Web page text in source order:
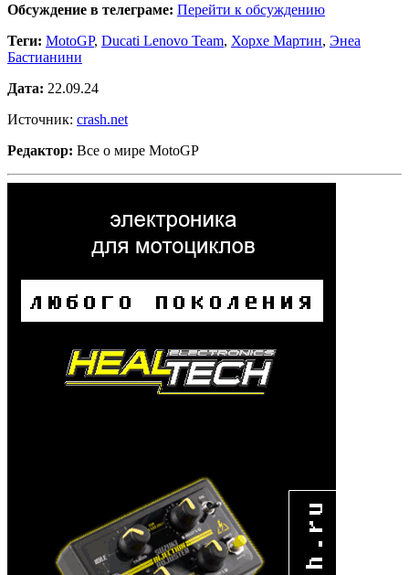
Обсуждение в телеграме: Перейти к обсуждению
Теги: MotoGP, Ducati Lenovo Team, Хорхе Мартин, Энеа
Бастианини
Дата: 22.09.24
Источник: crash.net
Редактор: Все о мире MotoGP